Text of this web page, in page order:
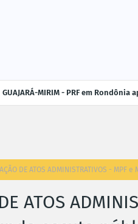
GUAJARÁ-MIRIM - PRF em
DE ATOS ADMINISTRATIVOS -
ATOS